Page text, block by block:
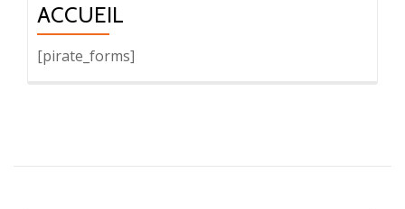
ACCUEIL
[pirate_forms]